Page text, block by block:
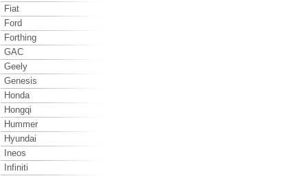
Fiat
Ford
Forthing
GAC
Geely
Genesis
Honda
Hongqi
Hummer
Hyundai
Ineos
Infiniti